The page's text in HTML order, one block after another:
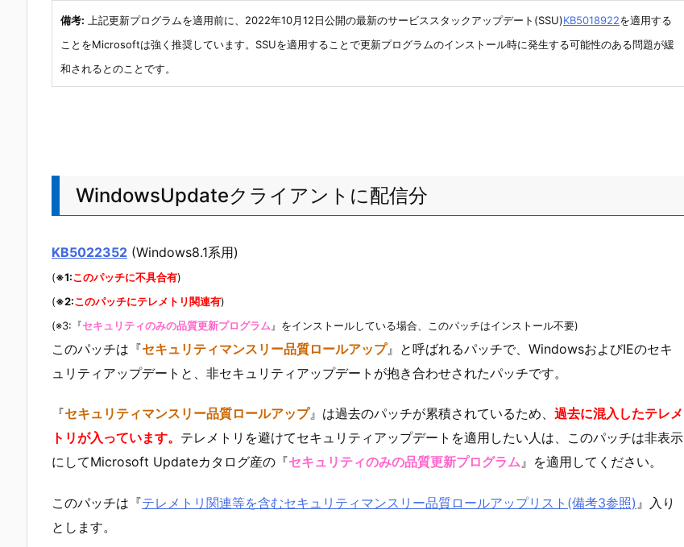
備考: 上記更新プログラムを適用前に、2022年10月12日公開の最新のサービススタックアップデート(SSU)KB5018922を適用する
ことをMicrosoftは強く推奨しています。SSUを適用することで更新プログラムのインストール時に発生する可能性のある問題が緩
和されるとのことです。
WindowsUpdateクライアントに配信分
KB5022352 (Windows8.1系用)
(※1:このパッチに不具合有)
(※2:このパッチにテレメトリ関連有)
(※3:『セキュリティのみの品質更新プログラム 』をインストールしている場合、このパッチはインストール不要)
このパッチは『セキュリティマンスリー品質ロールアップ』と呼ばれるパッチで、WindowsおよびIEのセキ
ュリティアップデートと、非セキュリティアップデートが抱き合わせされたパッチです。
『セキュリティマンスリー品質ロールアップ』は過去のパッチが累積されているため、 過去に混入したテレメ
トリが入っています。 テレメトリを避けてセキュリティアップデートを適用したい人は、このパッチは非表示
にしてMicrosoft Updateカタログ産の『セキュリティのみの品質更新プログラム』を適用してください。
このパッチは『テレメトリ関連等を含むセキュリティマンスリー品質ロールアップリスト(備考3参照) 』入り
とします。